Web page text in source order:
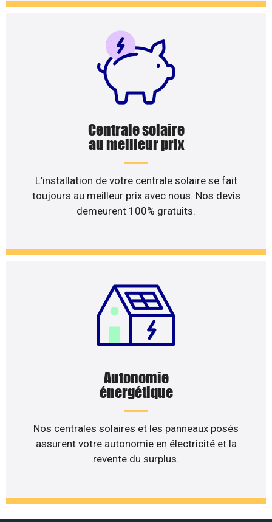
Centrale solaire
au meilleur prix
L’installation de votre centrale solaire se fait
toujours au meilleur prix avec nous. Nos devis
demeurent 100% gratuits.
Autonomie
énergétique
Nos centrales solaires et les panneaux posés
assurent votre autonomie en électricité et la
revente du surplus.